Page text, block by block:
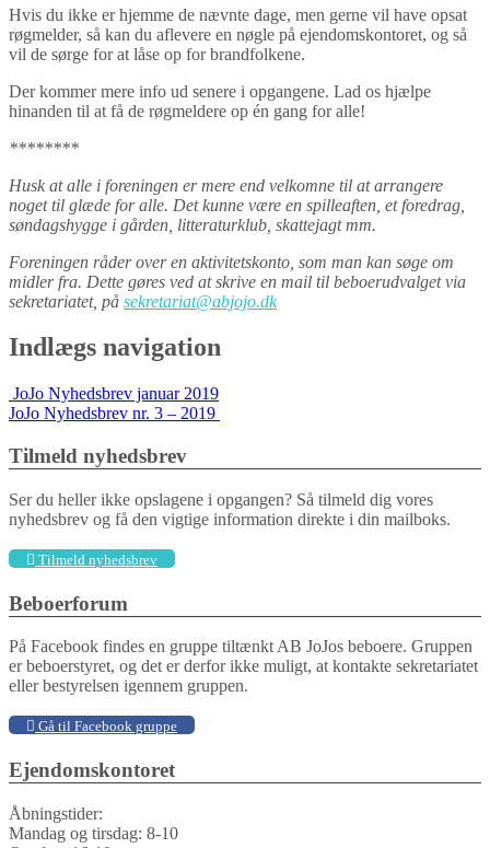
Hvis du ikke er hjemme de nævnte dage, men gerne vil have opsat
røgmelder, så kan du aflevere en nøgle på ejendomskontoret, og så
vil de sørge for at låse op for brandfolkene.
Der kommer mere info ud senere i opgangene. Lad os hjælpe
hinanden til at få de røgmeldere op én gang for alle!
********
Husk at alle i foreningen er mere end velkomne til at arrangere
noget til glæde for alle. Det kunne være en spilleaften, et foredrag,
søndagshygge i gården, litteraturklub, skattejagt mm.
Foreningen råder over en aktivitetskonto, som man kan søge om
midler fra. Dette gøres ved at skrive en mail til beboerudvalget via
sekretariatet, på sekretariat@abjojo.dk
Indlægs navigation
JoJo Nyhedsbrev januar 2019
JoJo Nyhedsbrev nr. 3 – 2019
Tilmeld nyhedsbrev
Ser du heller ikke opslagene i opgangen? Så tilmeld dig vores
nyhedsbrev og få den vigtige information direkte i din mailboks.
Tilmeld nyhedsbrev
Beboerforum
På Facebook findes en gruppe tiltænkt AB JoJos beboere. Gruppen
er beboerstyret, og det er derfor ikke muligt, at kontakte sekretariatet
eller bestyrelsen igennem gruppen.
Gå til Facebook gruppe
Ejendomskontoret
Åbningstider:
Mandag og tirsdag: 8-10